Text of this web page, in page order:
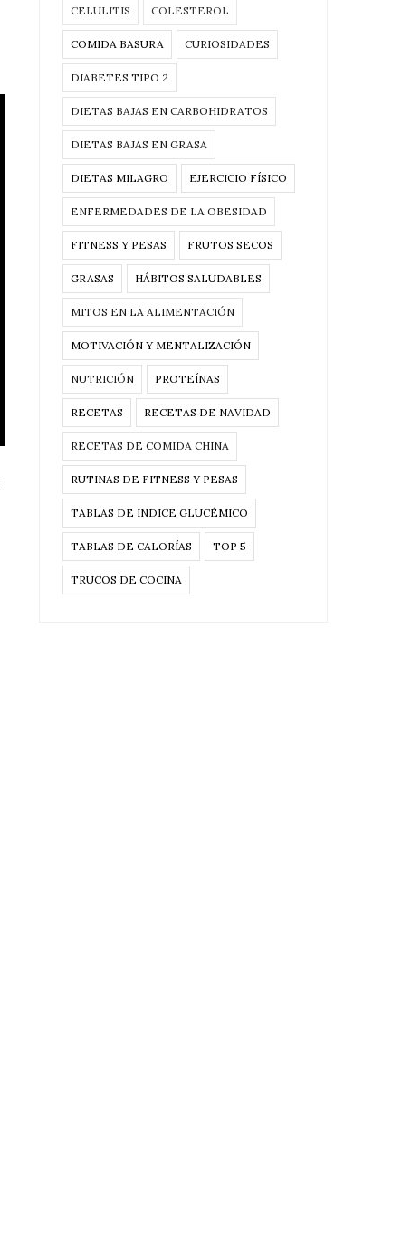
CELULITIS COLESTEROL
COMIDA BASURA CURIOSIDADES
DIABETES TIPO 2
DIETAS BAJAS EN CARBOHIDRATOS
DIETAS BAJAS EN GRASA
DIETAS MILAGRO EJERCICIO FÍSICO
ENFERMEDADES DE LA OBESIDAD
FITNESS Y PESAS FRUTOS SECOS
GRASAS HÁBITOS SALUDABLES
MITOS EN LA ALIMENTACIÓN
MOTIVACIÓN Y MENTALIZACIÓN
NUTRICIÓN PROTEÍNAS
RECETAS RECETAS DE NAVIDAD
RECETAS DE COMIDA CHINA
RUTINAS DE FITNESS Y PESAS
TABLAS DE INDICE GLUCÉMICO
TABLAS DE CALORÍAS TOP 5
TRUCOS DE COCINA